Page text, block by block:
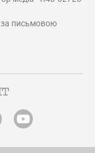
за письмовою